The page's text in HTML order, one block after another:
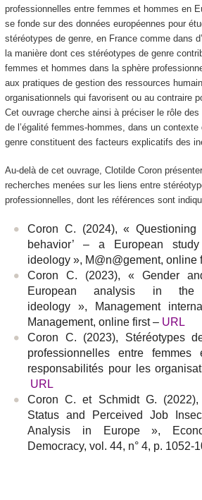
professionnelles entre femmes et hommes en
se fonde sur des données européennes pour
stéréotypes de genre, en France comme dans
la manière dont ces stéréotypes de genre
femmes et hommes dans la sphère
aux pratiques de gestion des ressources
organisationnels qui favorisent ou au contraire
Cet ouvrage cherche ainsi à préciser le rôle des
de l’égalité femmes-hommes, dans un
genre constituent des facteurs explicatifs des
Au-delà de cet ouvrage, Clotilde Coron
recherches menées sur les liens entre
professionnelles, dont les références sont
Coron C. (2024), « Questioning
behavior’ – a European
ideology », M@n@gement, online
Coron C. (2023), « Gender
European analysis in
ideology »,
Management
Management, online first – URL
Coron C. (2023), Stéréotypes
professionnelles entre femmes
responsabilités pour les
URL
Coron C. et Schmidt G.
Status and Perceived Job
Analysis in Europe »,
Democracy, vol. 44, n° 4, p. 1052-